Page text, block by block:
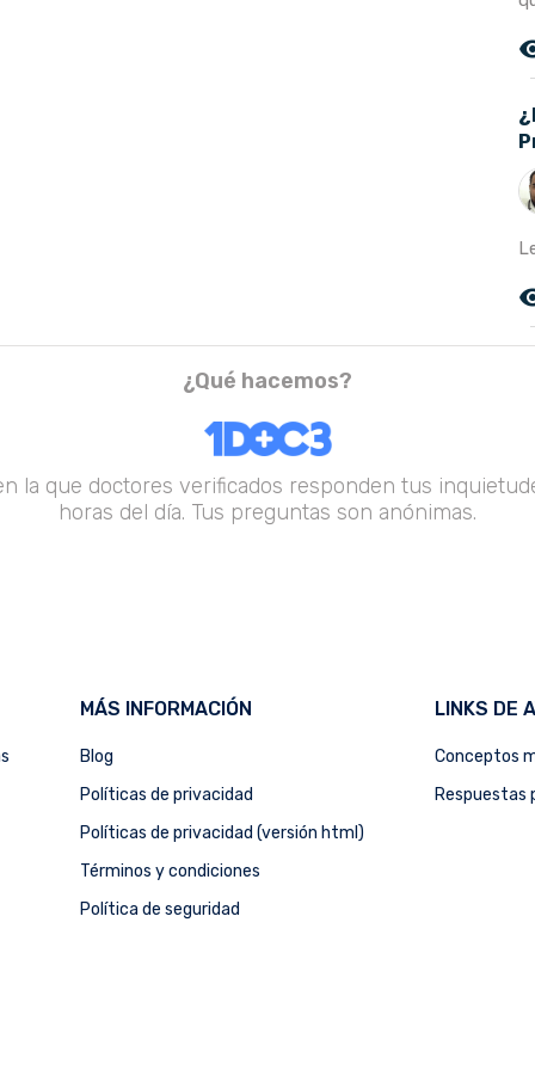
¿Qué hacemos?
la que doctores verificados responden tus
horas del día. Tus preguntas son anónimas.
MÁS INFORMACIÓN
Blog
Políticas de privacidad
Políticas de privacidad (versión html)
Términos y condiciones
Política de seguridad
LINKS DE
Conceptos
Respuestas